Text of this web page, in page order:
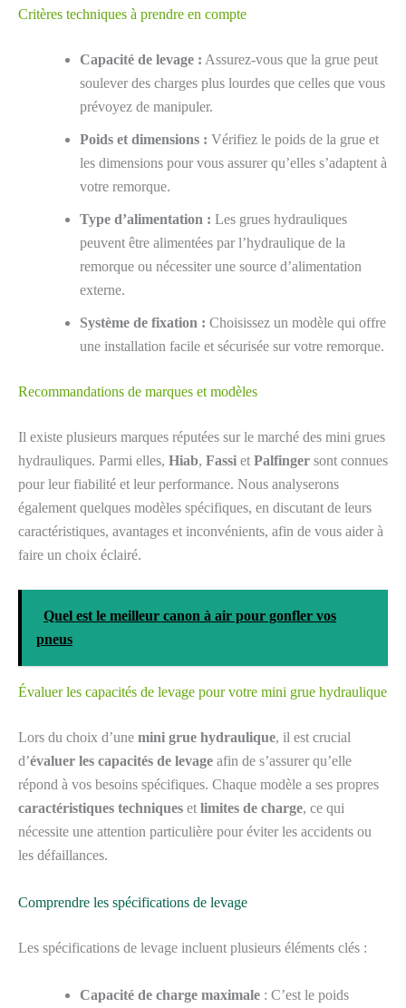
Critères techniques à prendre en compte
Capacité de levage : Assurez-vous que la grue peut
soulever des charges plus lourdes que celles que vous
prévoyez de manipuler.
Poids et dimensions : Vérifiez le poids de la grue et
les dimensions pour vous assurer qu’elles s’adaptent à
votre remorque.
Type d’alimentation : Les grues hydrauliques
peuvent être alimentées par l’hydraulique de la
remorque ou nécessiter une source d’alimentation
externe.
Système de fixation : Choisissez un modèle qui offre
une installation facile et sécurisée sur votre remorque.
Recommandations de marques et modèles
Il existe plusieurs marques réputées sur le marché des mini grues
hydrauliques. Parmi elles, Hiab, Fassi et Palfinger sont connues
pour leur fiabilité et leur performance. Nous analyserons
également quelques modèles spécifiques, en discutant de leurs
caractéristiques, avantages et inconvénients, afin de vous aider à
faire un choix éclairé.
Quel est le meilleur canon à air pour gonfler vos
pneus
Évaluer les capacités de levage pour votre mini grue hydraulique
Lors du choix d’une mini grue hydraulique, il est crucial
d’évaluer les capacités de levage afin de s’assurer qu’elle
répond à vos besoins spécifiques. Chaque modèle a ses propres
caractéristiques techniques et limites de charge, ce qui
nécessite une attention particulière pour éviter les accidents ou
les défaillances.
Comprendre les spécifications de levage
Les spécifications de levage incluent plusieurs éléments clés :
Capacité de charge maximale : C’est le poids